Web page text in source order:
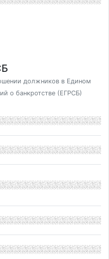
должников в Едином
о банкротстве (ЕГРСБ)